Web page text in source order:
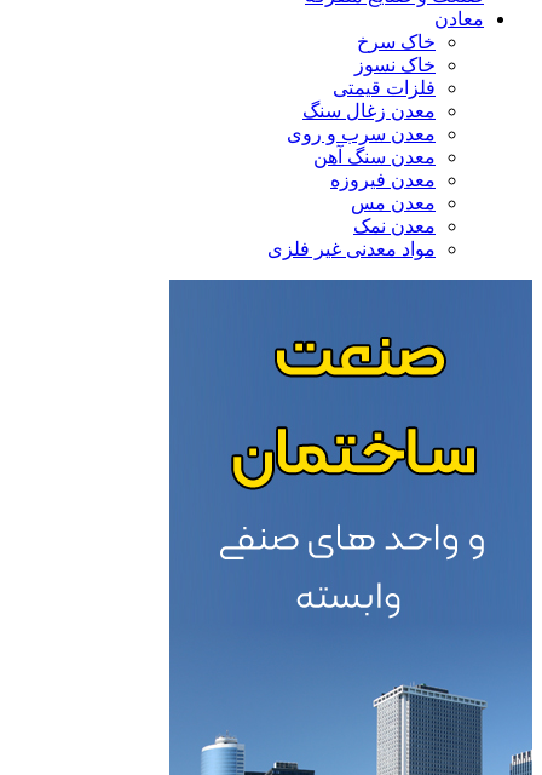
معادن
خاک سرخ
خاک نسوز
فلزات قیمتی
معدن زغال سنگ
معدن سرب و روی
معدن سنگ آهن
معدن فیروزه
معدن مس
معدن نمک
مواد معدنی غیر فلزی